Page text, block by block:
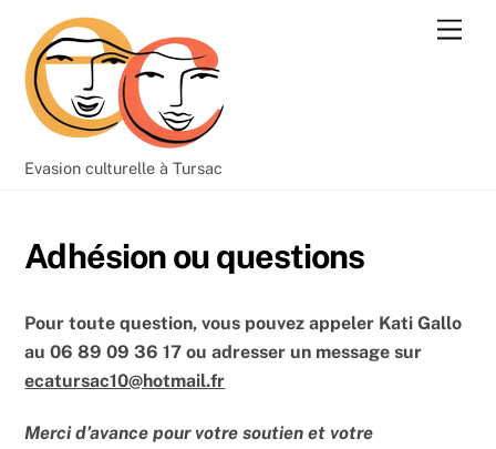
content
Evasion culturelle à Tursac
Adhésion ou questions
Pour toute question, vous pouvez appeler Kati Gallo
au 06 89 09 36 17 ou adresser un message sur
ecatursac10@hotmail.fr
Merci d’avance pour votre soutien et votre